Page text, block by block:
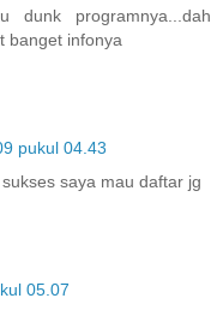
dunk programnya...dah
banget infonya
pukul 04.43
saya mau daftar jg
05.07